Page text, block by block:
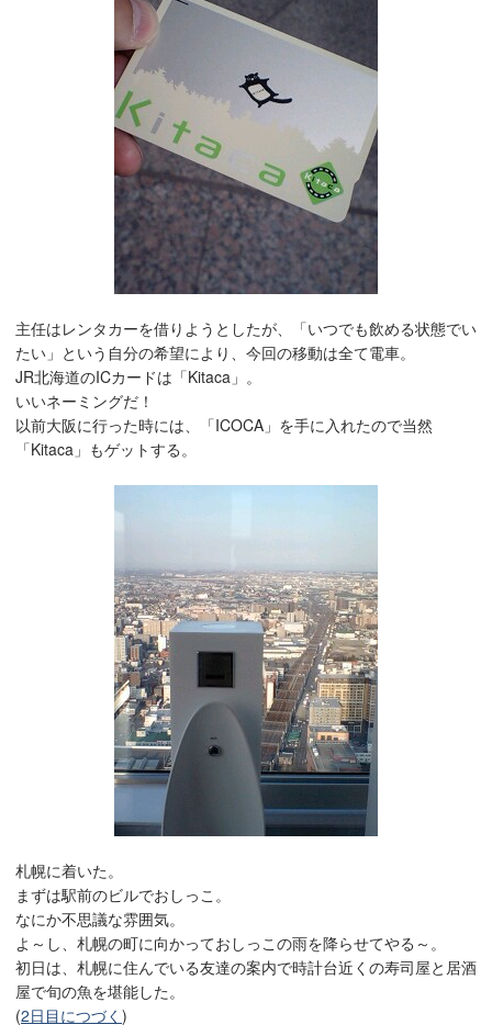
主任はレンタカーを借りようとしたが、「いつでも飲める状態でい
たい」という自分の希望により、今回の移動は全て電車。
JR北海道のICカードは「Kitaca」。
いいネーミングだ！
以前大阪に行った時には、「ICOCA」を手に入れたので当然
「Kitaca」もゲットする。
札幌に着いた。
まずは駅前のビルでおしっこ。
なにか不思議な雰囲気。
よ～し、札幌の町に向かっておしっこの雨を降らせてやる～。
初日は、札幌に住んでいる友達の案内で時計台近くの寿司屋と居酒
屋で旬の魚を堪能した。
(2日目につづく )